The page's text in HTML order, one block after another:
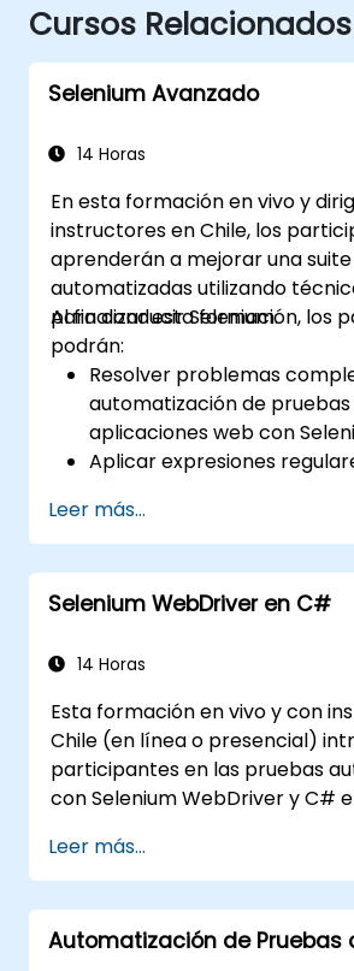
Cursos Relacionados
Selenium Avanzado
14 Horas
En esta formación en vivo y
instructores en Chile, los
aprenderán a mejorar una
automatizadas utilizando
para conducir Selenium.
Al finalizar esta formación, los
podrán:
Resolver problemas
automatización de
aplicaciones web con
Aplicar expresiones
Gestionar excepciones que
ejecución de las pruebas.
Buscar objetos web de
programática.
controles web.
basadas en datos.
Distribuir las pruebas con
Leer más...
Selenium WebDriver en C#
14 Horas
Esta formación en vivo y con
Chile (en línea o presencial)
participantes en las pruebas
con Selenium WebDriver y C#
programación con C# o deseas
invitamos a consultar el curso:
Ingenieros de Pruebas
Leer más...
Automatización de Pruebas